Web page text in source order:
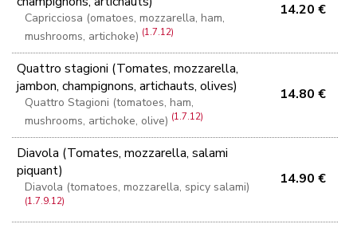
Capricciosa (omatoes, mozzarella, ham,
mushrooms, artichoke) (1.7.12)
14.20 €
Quattro stagioni (Tomates, mozzarella,
jambon, champignons, artichauts, olives)
Quattro Stagioni (tomatoes, ham,
mushrooms, artichoke, olive) (1.7.12)
14.80 €
Diavola (Tomates, mozzarella, salami
piquant)
Diavola (tomatoes, mozzarella, spicy salami)
(1.7.9.12)
14.90 €